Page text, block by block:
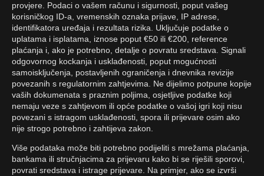
provjere. Podaci o vašem računu i sigurnosti, poput vašeg
korisničkog ID-a, vremenskih oznaka prijave, IP adrese,
identifikatora uređaja i rezultata rizika. Uključuje podatke o
uplatama i isplatama, iznose poput €50 ili €200, reference
plaćanja i, ako je potrebno, detalje o povratu sredstava. Signali
odgovornog kockanja i usklađenosti, poput mogućnosti
samoisključenja, postavljenih ograničenja i dnevnika revizije
povezanih s regulatornim zahtjevima. Ne dijelimo potpune kopije
vaših dokumenata s praznim poljima, osjetljive podatke koji
nemaju veze s zahtjevom ili opće podatke o vašoj igri koji nisu
povezani s istragom usklađenosti, spora ili prijevare osim ako
nije strogo potrebno i zahtijeva zakon.
Više podataka može biti potrebno podijeliti s mrežama plaćanja,
bankama ili stručnjacima za prijevaru kako bi se riješili sporovi,
povrati sredstava i istrage prijevare. Na primjer, ako se izvrši